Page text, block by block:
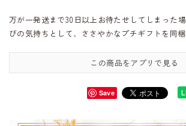
万が一発送まで30日以上お待たせしてしまった
びの気持ちとして、ささやかなプチギフトを同梱
この商品をアプリで見る
Save